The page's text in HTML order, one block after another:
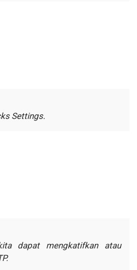
Settings.
dapat mengkatifkan atau